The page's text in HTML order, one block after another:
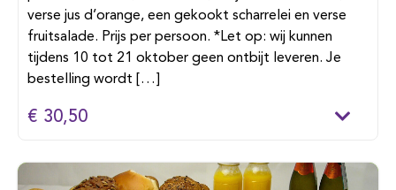
verse jus d’orange, een gekookt scharrelei en verse
fruitsalade. Prijs per persoon. *Let op: wij kunnen
tijdens 10 tot 21 oktober geen ontbijt leveren. Je
bestelling wordt […]
€ 30,50